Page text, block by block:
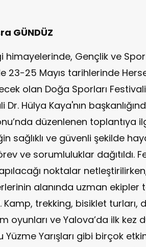
GÜNDÜZ
himayelerinde, Gençlik ve
23-25 Mayıs tarihlerinde
olan Doğa Sporları Festivali
Dr. Hülya Kaya'nın
düzenlenen toplantıya
sağlıklı ve güvenli şekilde
ve sorumluluklar dağıtıldı.
noktalar
alanında uzman
Kamp, trekking, bisiklet turları,
oyunları ve Yalova’da ilk kez
Yüzme Yarışları gibi birçok